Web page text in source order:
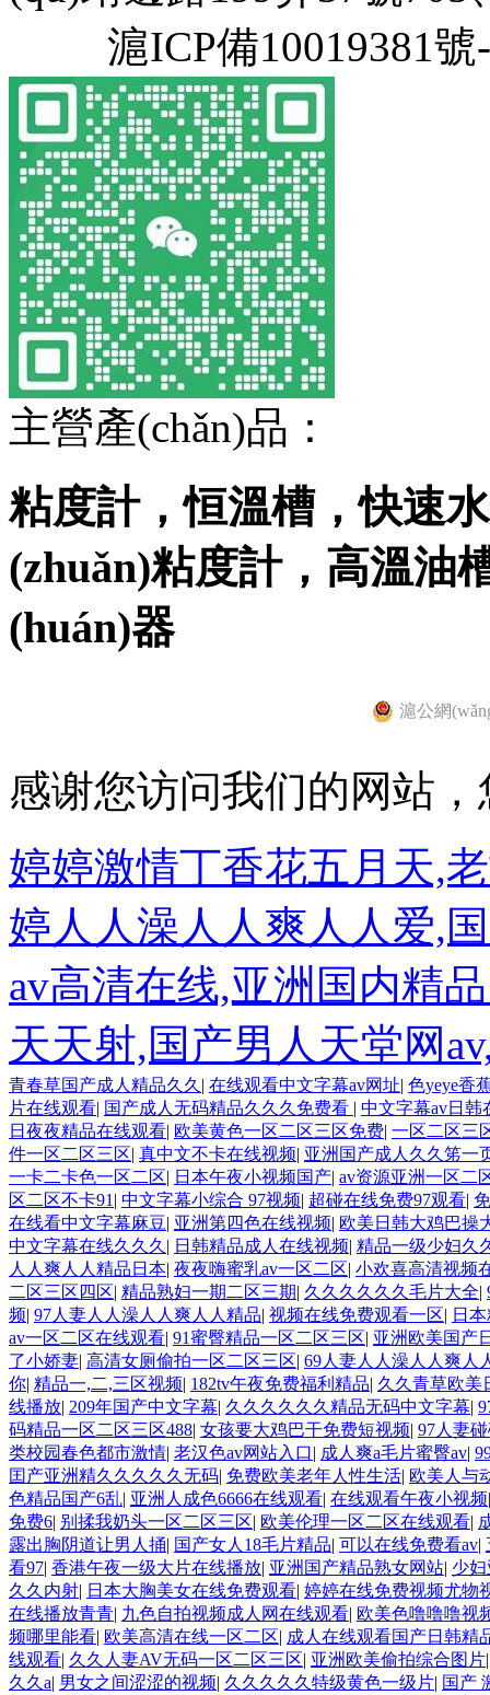
滬ICP備10019381號
主營產(chǎn)品：
粘度計，恒溫槽，快速
(zhuǎn)粘度計，高溫油
(huán)器
滬公網
感谢您访问我们的网站
婷婷激情丁香花五月天,
婷人人澡人人爽人人爱,
av高清在线,亚洲国内精
天天射,国产男人天堂网
青春草国产成人精品久久 | 在线观看中文字幕av网址| 色yeye香
片在线观看| 国产成人无码精品久久久免费看 | 中文字幕av日韩
日夜夜精品在线观看| 欧美黄色一区二区三区免费| 一区二区三
件一区二区三区| 真中文不卡在线视频| 亚洲国产成人久久笫一
一卡二卡色一区二区| 日本午夜小视频国产| av资源亚洲一区二
区二区不卡91 | 中文字幕小综合 97视频| 超碰在线免费97观看|
在线看中文字幕麻豆| 亚洲第四色在线视频| 欧美日韩大鸡巴操
中文字幕在线久久久 | 日韩精品成人在线视频| 精品一级少妇久
人人爽人人精品日本| 夜夜嗨蜜乳av一区二区| 小欢喜高清视频
二区三区四区| 精品熟妇一期二区三期| 久久久久久久毛片大全|
频| 97人妻人人澡人人爽人人精品| 视频在线免费观看一区| 日
av一区二区在线观看| 91蜜臀精品一区二区三区| 亚洲欧美国产
了小娇妻| 高清女厕偷拍一区二区三区| 69人妻人人澡人人爽人
你| 精品一,二,三区视频| 182tv午夜免费福利精品| 久久青草欧美
线播放| 209年国产中文字幕| 久久久久久久精品无码中文字幕|
码精品一区二区三区488| 女孩要大鸡巴干免费短视频| 97人妻
类校园春色都市激情| 老汉色av网站入口| 成人爽a毛片蜜臀av|
囯产亚洲精久久久久久无码| 免费欧美老年人性生活| 欧美人与
色精品国产6乱| 亚洲人成色6666在线观看| 在线观看午夜小视频
免费6| 别揉我奶头一区二区三区| 欧美伦理一区二区在线观看|
露出胸阴道让男人捅| 国产女人18毛片精品| 可以在线免费看av|
看97| 香港午夜一级大片在线播放| 亚洲国产精品熟女网站| 少
久久内射| 日本大胸美女在线免费观看| 婷婷在线免费视频尤物
在线播放青青| 九色自拍视频成人网在线观看| 欧美色噜噜噜视
频哪里能看| 欧美高清在线一区二区| 成人在线观看国产日韩精
线观看| 久久人妻AV无码一区二区三区| 亚洲欧美偷拍综合图片
久久a| 男女之间涩涩的视频| 久久久久久特级黄色一级片| 国产